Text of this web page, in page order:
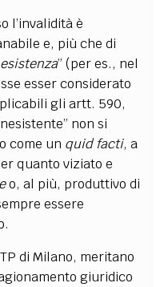
l’invalidità è
e, più che di
” (per es., nel
esser considerato
gli artt. 590,
non si
come un quid facti, a
quanto viziato e
o, al più, produttivo di
essere
di Milano, meritano
giuridico